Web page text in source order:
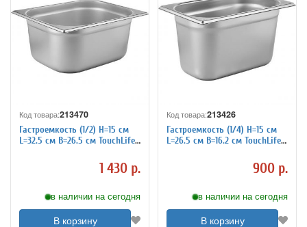
Код товара:213470
Гастроемкость (1/2) H=15 см
L=32.5 см B=26.5 см TouchLife
1 430 р.
в наличии на сегодня
В корзину
Код товара:213426
Гастроемкость (1/4) H=15 см
L=26.5 см B=16.2 см TouchLife
900 р.
в наличии на сегодня
В корзину